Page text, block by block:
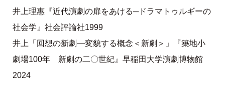
井上理惠『近代演劇の扉をあける─ドラマトゥルギーの
社会学』社会評論社1999
井上「回想の新劇―変貌する概念＜新劇＞」『築地小
劇場100年 新劇の二〇世紀』早稲田大学演劇博物館
2024